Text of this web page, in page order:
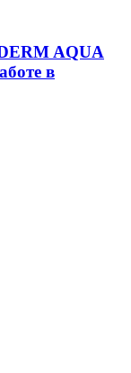
AQUA
в